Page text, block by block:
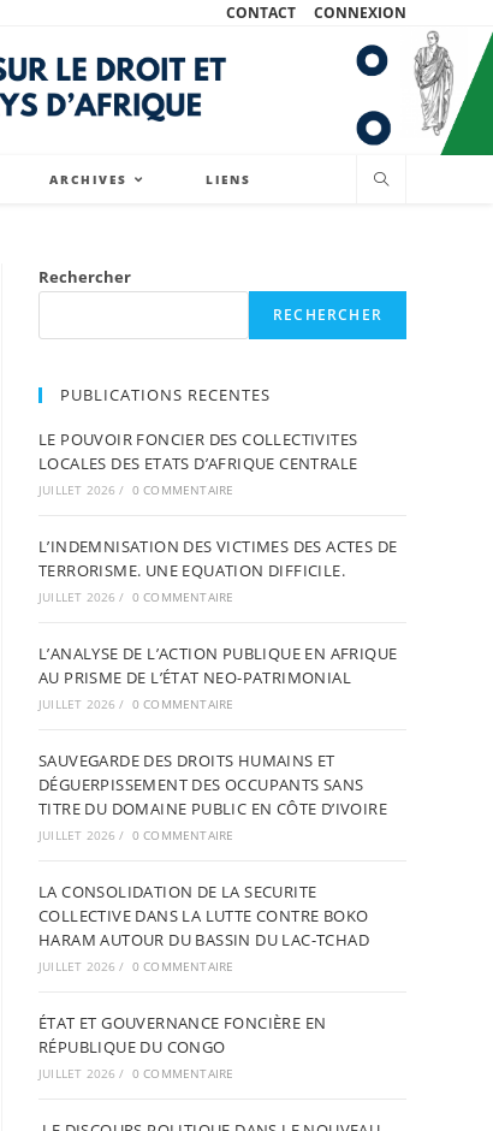
CONTACT CONNEXION
ARCHIVES LIENS
Rechercher
RECHERCHER
PUBLICATIONS RECENTES
LE POUVOIR FONCIER DES COLLECTIVITES
LOCALES DES ETATS D’AFRIQUE CENTRALE
JUILLET 2026 / 0 COMMENTAIRE
L’INDEMNISATION DES VICTIMES DES ACTES DE
TERRORISME. UNE EQUATION DIFFICILE.
JUILLET 2026 / 0 COMMENTAIRE
L’ANALYSE DE L’ACTION PUBLIQUE EN AFRIQUE
AU PRISME DE L’ÉTAT NEO-PATRIMONIAL
JUILLET 2026 / 0 COMMENTAIRE
SAUVEGARDE DES DROITS HUMAINS ET
DÉGUERPISSEMENT DES OCCUPANTS SANS
TITRE DU DOMAINE PUBLIC EN CÔTE D’IVOIRE
JUILLET 2026 / 0 COMMENTAIRE
LA CONSOLIDATION DE LA SECURITE
COLLECTIVE DANS LA LUTTE CONTRE BOKO
HARAM AUTOUR DU BASSIN DU LAC-TCHAD
JUILLET 2026 / 0 COMMENTAIRE
ÉTAT ET GOUVERNANCE FONCIÈRE EN
RÉPUBLIQUE DU CONGO
JUILLET 2026 / 0 COMMENTAIRE